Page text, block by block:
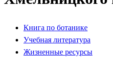
Книга по ботанике
Учебная литература
Жизненные ресурсы